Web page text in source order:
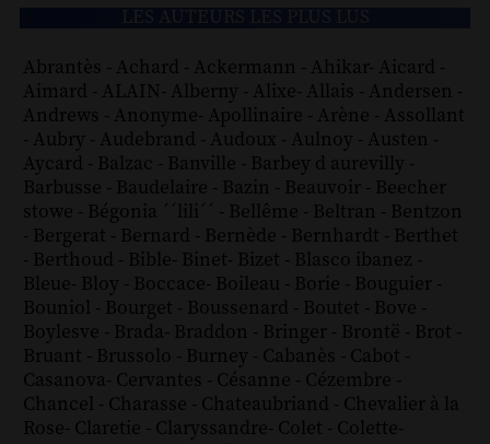
Abrantès - Achard - Ackermann - Ahikar- Aicard -
Aimard - ALAIN- Alberny - Alixe- Allais - Andersen -
Andrews - Anonyme- Apollinaire - Arène - Assollant
- Aubry - Audebrand - Audoux - Aulnoy - Austen -
Aycard - Balzac - Banville - Barbey d aurevilly -
Barbusse - Baudelaire - Bazin - Beauvoir - Beecher
stowe - Bégonia ´´lili´´ - Bellême - Beltran - Bentzon
- Bergerat - Bernard - Bernède - Bernhardt - Berthet
- Berthoud - Bible- Binet- Bizet - Blasco ibanez -
Bleue- Bloy - Boccace- Boileau - Borie - Bouguier -
Bouniol - Bourget - Boussenard - Boutet - Bove -
Boylesve - Brada- Braddon - Bringer - Brontë - Brot -
Bruant - Brussolo - Burney - Cabanès - Cabot -
Casanova- Cervantes - Césanne - Cézembre -
Chancel - Charasse - Chateaubriand - Chevalier à la
Rose- Claretie - Claryssandre- Colet - Colette-